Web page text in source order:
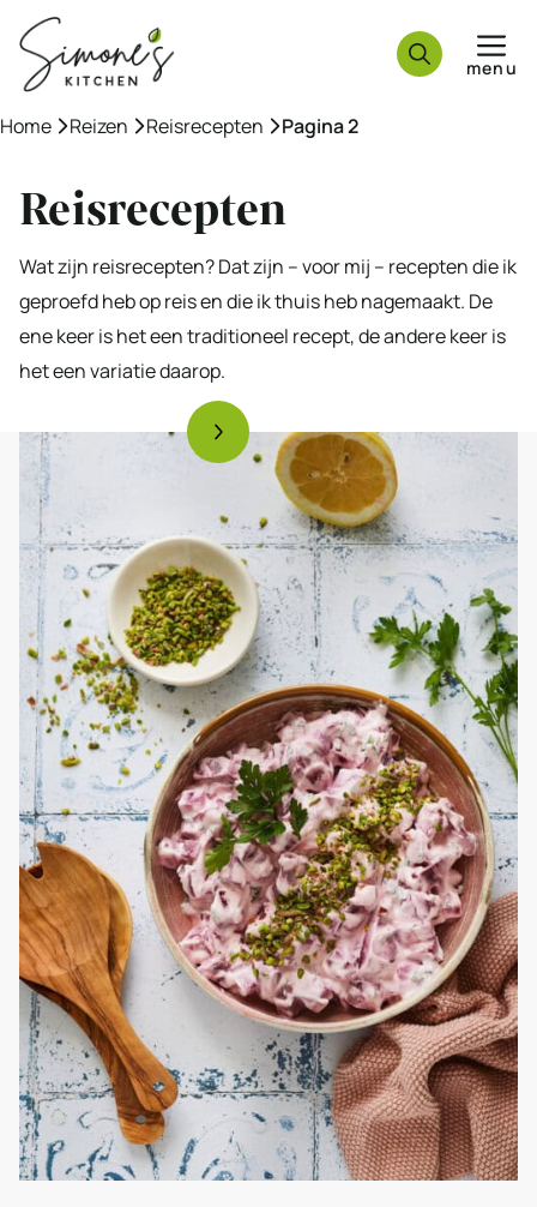
naar
inhoud
menu
Home »Reizen »Reisrecepten »Pagina 2
Reisrecepten
Wat zijn reisrecepten? Dat zijn – voor mij – recepten die ik
geproefd heb op reis en die ik thuis heb nagemaakt. De
ene keer is het een traditioneel recept, de andere keer is
het een variatie daarop.